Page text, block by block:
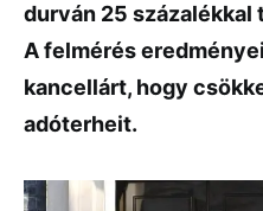
durván 25 százalékkal
A felmérés
kancellárt, hogy
adóterheit.